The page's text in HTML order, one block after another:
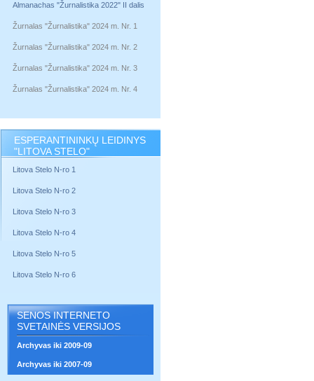
Almanachas "Žurnalistika 2022" II dalis
Žurnalas "Žurnalistika" 2024 m. Nr. 1
Žurnalas "Žurnalistika" 2024 m. Nr. 2
Žurnalas "Žurnalistika" 2024 m. Nr. 3
Žurnalas "Žurnalistika" 2024 m. Nr. 4
ESPERANTININKŲ LEIDINYS
"LITOVA STELO"
Litova Stelo N-ro 1
Litova Stelo N-ro 2
Litova Stelo N-ro 3
Litova Stelo N-ro 4
Litova Stelo N-ro 5
Litova Stelo N-ro 6
SENOS INTERNETO
SVETAINĖS VERSIJOS
Archyvas iki 2009-09
Archyvas iki 2007-09